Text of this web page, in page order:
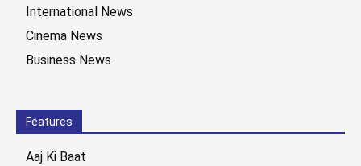
International News
Cinema News
Business News
Features
Aaj Ki Baat